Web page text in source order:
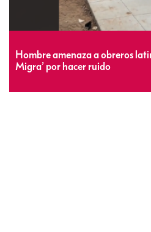
Hombre amenaza a obreros
Migra’ por hacer ruido